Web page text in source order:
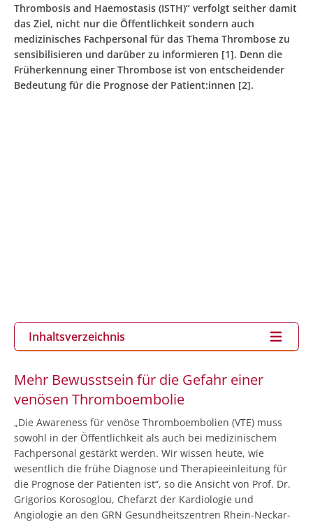
Thrombosis and Haemostasis (ISTH)“ verfolgt seither damit
das Ziel, nicht nur die Öffentlichkeit sondern auch
medizinisches Fachpersonal für das Thema Thrombose zu
sensibilisieren und darüber zu informieren [1]. Denn die
Früherkennung einer Thrombose ist von entscheidender
Bedeutung für die Prognose der Patient:innen [2].
Inhaltsverzeichnis
Mehr Bewusstsein für die Gefahr einer
venösen Thromboembolie
„Die Awareness für venöse Thromboembolien (VTE) muss
sowohl in der Öffentlichkeit als auch bei medizinischem
Fachpersonal gestärkt werden. Wir wissen heute, wie
wesentlich die frühe Diagnose und Therapieeinleitung für
die Prognose der Patienten ist“, so die Ansicht von Prof. Dr.
Grigorios Korosoglou, Chefarzt der Kardiologie und
Angiologie an den GRN Gesundheitszentren Rhein-Neckar-